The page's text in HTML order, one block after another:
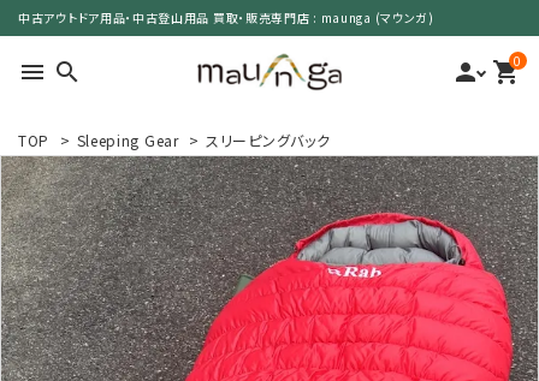
中古アウトドア用品・中古登山用品 買取・販売専門店 : maunga (マウンガ)
menu search person 0
shopping_cart
search
カテゴリーで選ぶ
サイズで選ぶ
特集で選ぶ
TOP > Sleeping Gear > スリーピングバック